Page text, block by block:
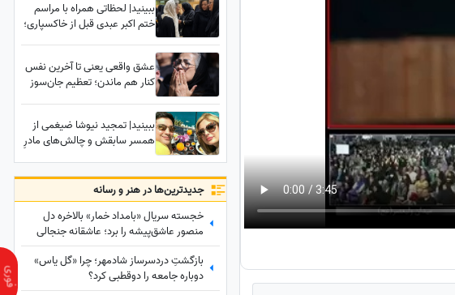
ببینید| لحظاتی همراه با مراسم
ختم اکبر عبدی قبل از خاکسپاری؛
سابق و دختر محمدرضا شریفی‌نیا
عشق واقعی یعنی تا آخرین نفس
کنار هم ماندن؛ تعظیم جان‌سوز
ببینید| تمجید نیوشا ضیغمی از
همسر سابقش و چالش‌های مادرِ
باشعوری بود و اجازه داد که
من....
جدید‌ترین‌ها در هنر و رسانه
خجسته سریال «بامداد خمار» بالاخره دل
منصور عاشق‌پیشه را برد؛ عاشقانه جنجالی
عموزاده‌های چشم‌رنگی که ارزش دیدن داره
بازگشتِ دردسرساز شادمهر؛ چرا «گل یاس»
دوباره جامعه را دو‌قطبی کرد؟